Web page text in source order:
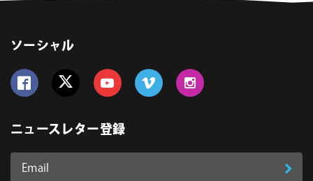
ソーシャル
ニュースレター登録
Email
登